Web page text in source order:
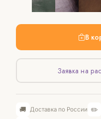
В
Заявка на
🚚 Доставка по России ✏️